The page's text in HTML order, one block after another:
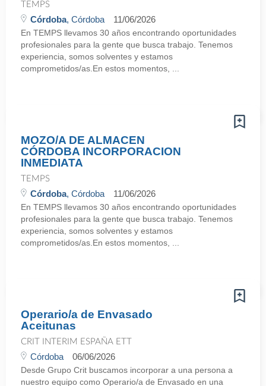
TEMPS
Córdoba, Córdoba 11/06/2026
En TEMPS llevamos 30 años encontrando oportunidades
profesionales para la gente que busca trabajo. Tenemos
experiencia, somos solventes y estamos
comprometidos/as.En estos momentos, ...
MOZO/A DE ALMACEN
CÓRDOBA INCORPORACION
INMEDIATA
TEMPS
Córdoba, Córdoba 11/06/2026
En TEMPS llevamos 30 años encontrando oportunidades
profesionales para la gente que busca trabajo. Tenemos
experiencia, somos solventes y estamos
comprometidos/as.En estos momentos, ...
Operario/a de Envasado
Aceitunas
CRIT INTERIM ESPAÑA ETT
Córdoba 06/06/2026
Desde Grupo Crit buscamos incorporar a una persona a
nuestro equipo como Operario/a de Envasado en una